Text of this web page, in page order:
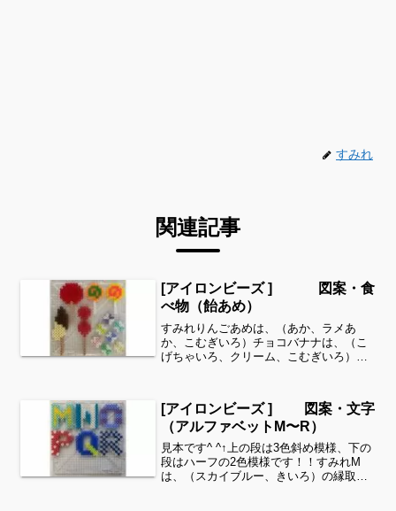
すみれ
関連記事
[アイロンビーズ ] 図案・食
べ物（飴あめ）
すみれりんごあめは、（あか、ラメあ
か、こむぎいろ）チョコバナナは、（こ
げちゃいろ、クリーム、こむぎいろ）い
ろ、ネオンオレンジ、ネオングリーン）
ペロペロキャンディ右は、（し...
[アイロンビーズ ] 図案・文字
（アルファベットM〜R）
見本です^ ^↑上の段は3色斜め模様、下の
段はハーフの2色模様です！！すみれM
は、（スカイブルー、きいろ）の縁取り